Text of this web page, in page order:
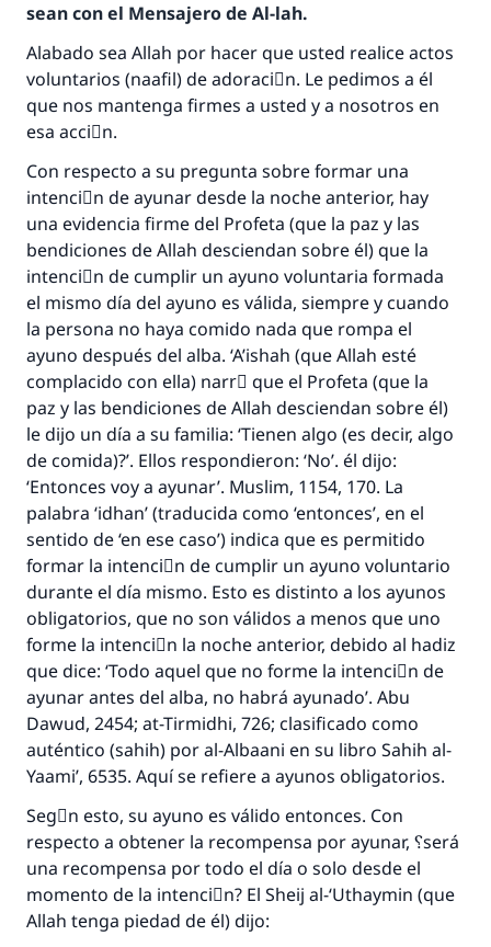
sean con el Mensajero de Al-lah.
Alabado sea Allah por hacer que usted realice actos
voluntarios (naafil) de adoraciَn. Le pedimos a él
que nos mantenga firmes a usted y a nosotros en
esa acciَn.
Con respecto a su pregunta sobre formar una
intenciَn de ayunar desde la noche anterior, hay
una evidencia firme del Profeta (que la paz y las
bendiciones de Allah desciendan sobre él) que la
intenciَn de cumplir un ayuno voluntaria formada
el mismo día del ayuno es válida, siempre y cuando
la persona no haya comido nada que rompa el
ayuno después del alba. ‘A’ishah (que Allah esté
complacido con ella) narrَ que el Profeta (que la
paz y las bendiciones de Allah desciendan sobre él)
le dijo un día a su familia: ‘Tienen algo (es decir, algo
de comida)?’. Ellos respondieron: ‘No’. él dijo:
‘Entonces voy a ayunar’. Muslim, 1154, 170. La
palabra ‘idhan’ (traducida como ‘entonces’, en el
sentido de ‘en ese caso’) indica que es permitido
formar la intenciَn de cumplir un ayuno voluntario
durante el día mismo. Esto es distinto a los ayunos
obligatorios, que no son válidos a menos que uno
forme la intenciَn la noche anterior, debido al hadiz
que dice: ‘Todo aquel que no forme la intenciَn de
ayunar antes del alba, no habrá ayunado’. Abu
Dawud, 2454; at-Tirmidhi, 726; clasificado como
auténtico (sahih) por al-Albaani en su libro Sahih al-
Yaami’, 6535. Aquí se refiere a ayunos obligatorios.
Segْn esto, su ayuno es válido entonces. Con
respecto a obtener la recompensa por ayunar, ؟será
una recompensa por todo el día o solo desde el
momento de la intenciَn? El Sheij al-‘Uthaymin (que
Allah tenga piedad de él) dijo: